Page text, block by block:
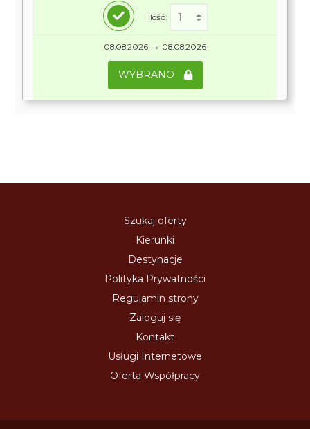
Ilość:
08.08.2026 → 08.08.2026
WYBRANO
Szukaj oferty
Kierunki
Destynacje
Polityka Prywatności
Regulamin strony
Zaloguj się
Kontakt
Usługi Internetowe
Oferta Współpracy